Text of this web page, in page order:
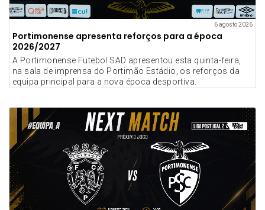
6 agosto 2026
Portimonense apresenta reforços para a época
2026/2027
A Portimonense Futebol SAD apresentou esta quinta-feira,
na sala de imprensa do Portimão Estádio, os reforços da
equipa principal para a nova época desportiva.